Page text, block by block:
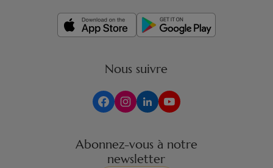
Nous suivre
Abonnez-vous à notre
newsletter